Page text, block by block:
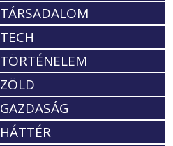
TÁRSADALOM
TECH
TÖRTÉNELEM
ZÖLD
GAZDASÁG
HÁTTÉR